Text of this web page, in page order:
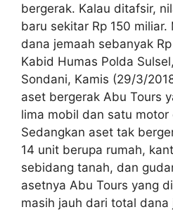
bergerak. Kalau ditafsir,
baru sekitar Rp 150
dana jemaah sebanyak
Kabid Humas Polda
Sondani, Kamis (29/3/
aset bergerak Abu Tours
lima mobil dan satu motor
Sedangkan aset tak
14 unit berupa rumah,
sebidang tanah, dan
asetnya Abu Tours yang
masih jauh dari total dana